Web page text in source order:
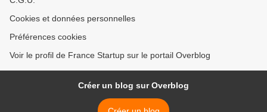
Cookies et données personnelles
Préférences cookies
Voir le profil de France Startup sur le portail Overblog
Créer un blog sur Overblog